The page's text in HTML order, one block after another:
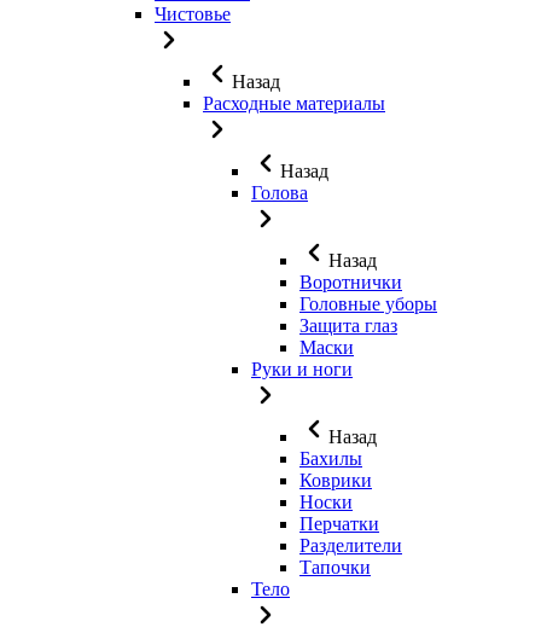
Чистовье
Назад
Расходные материалы
Назад
Голова
Назад
Воротнички
Головные уборы
Защита глаз
Маски
Руки и ноги
Назад
Бахилы
Коврики
Носки
Перчатки
Разделители
Тапочки
Тело